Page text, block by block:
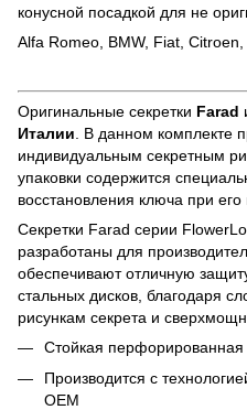
конусной посадкой для не
Alfa Romeo, BMW, Fiat,
Оригинальные секретки Farad
Италии . В данном комплекте
индивидуальным секретным
упаковки содержится
восстановления ключа при его
Секретки Farad серии
разработаны для
обеспечивают отличную
стальных дисков, благодаря
рисункам секрета и
Стойкая перфорированная
Производится с
OEM